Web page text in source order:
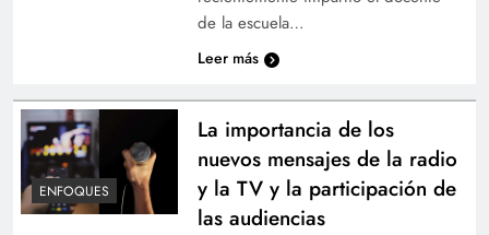
de la escuela…
Leer más
ENFOQUES
La importancia de los
nuevos mensajes de la radio
y la TV y la participación de
las audiencias